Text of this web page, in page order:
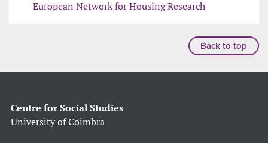
European Network for Housing Research
Back to top
Centre for Social Studies
University of Coimbra